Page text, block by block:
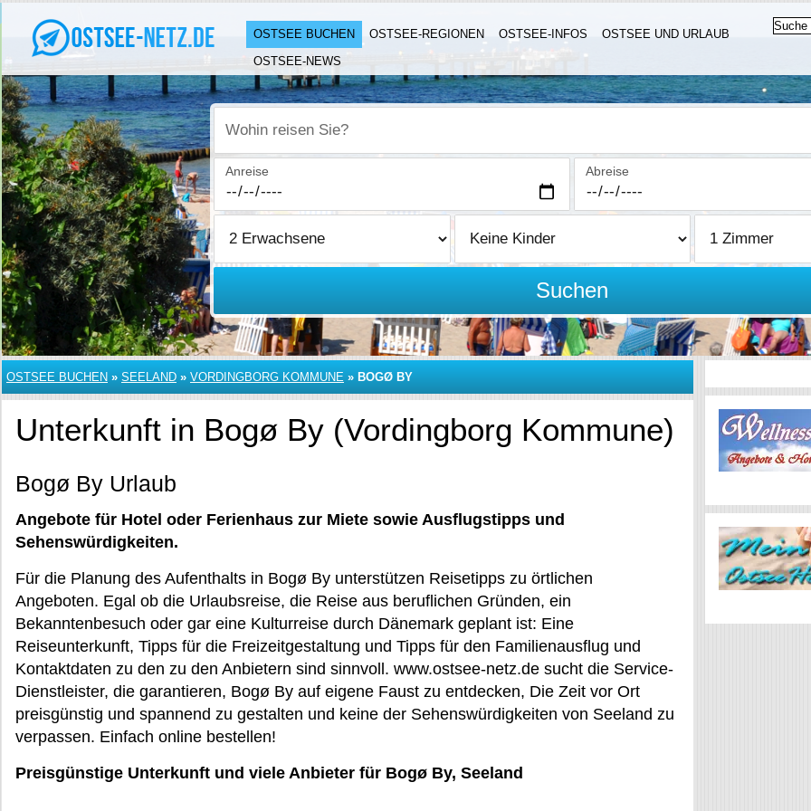
OSTSEE BUCHEN OSTSEE-REGIONEN OSTSEE-INFOS
OSTSEE UND URLAUB
OSTSEE-NEWS
Wohin reisen Sie?
Anreise Abreise
Suchen
OSTSEE BUCHEN » SEELAND » VORDINGBORG KOMMUNE » BOGØ BY
Unterkunft in Bogø By (Vordingborg Kommune)
Bogø By Urlaub
Angebote für Hotel oder Ferienhaus zur Miete sowie Ausflugstipps und
Sehenswürdigkeiten.
Für die Planung des Aufenthalts in Bogø By unterstützen Reisetipps zu örtlichen
Angeboten. Egal ob die Urlaubsreise, die Reise aus beruflichen Gründen, ein
Bekanntenbesuch oder gar eine Kulturreise durch Dänemark geplant ist: Eine
Reiseunterkunft, Tipps für die Freizeitgestaltung und Tipps für den Familienausflug und
Kontaktdaten zu den zu den Anbietern sind sinnvoll. www.ostsee-netz.de sucht die Service-
Dienstleister, die garantieren, Bogø By auf eigene Faust zu entdecken, Die Zeit vor Ort
preisgünstig und spannend zu gestalten und keine der Sehenswürdigkeiten von Seeland zu
verpassen. Einfach online bestellen!
Preisgünstige Unterkunft und viele Anbieter für Bogø By, Seeland